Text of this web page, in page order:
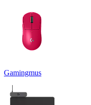
Gamingmus